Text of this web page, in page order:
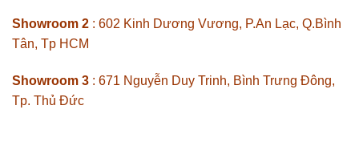
Showroom 2 : 602 Kinh Dương Vương, P.An Lạc, Q.Bình
Tân, Tp HCM
Showroom 3 : 671 Nguyễn Duy Trinh, Bình Trưng Đông,
Tp. Thủ Đức